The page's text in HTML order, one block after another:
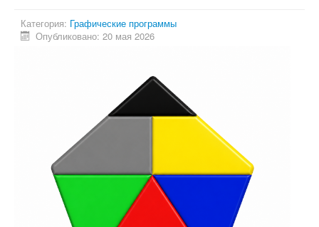
Процессоры
Системные программы
Категория: Графические программы
Опубликовано: 20 мая 2026